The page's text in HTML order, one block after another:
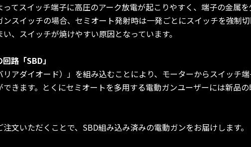
てスイッチ端子に高圧のアーク放電が起こりやすく、端子の金属
ンスイッチの場合、セミオート発射時は一発ごとにスイッチを強制
、スイッチが焼けやすい原因となっています。
路「SBD」
リアダイオード）」を組み込むことにより、モーターからスイッチ
きます。とくにセミオートを多用する電動ガンユーザーには新品
文いただくことで、SBD組み込み済みの電動ガンをお届けします。